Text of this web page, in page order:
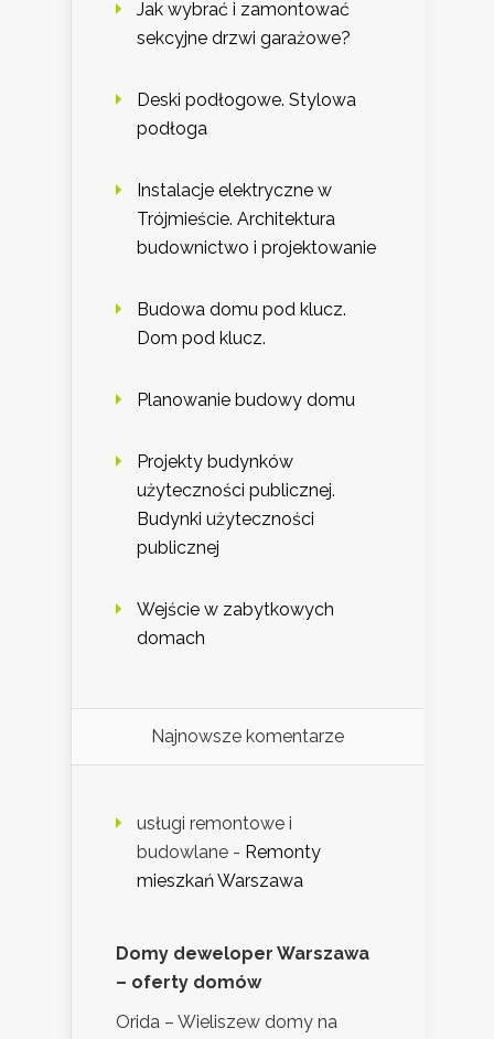
Jak wybrać i zamontować
sekcyjne drzwi garażowe?
Deski podłogowe. Stylowa
podłoga
Instalacje elektryczne w
Trójmieście. Architektura
budownictwo i projektowanie
Budowa domu pod klucz.
Dom pod klucz.
Planowanie budowy domu
Projekty budynków
użyteczności publicznej.
Budynki użyteczności
publicznej
Wejście w zabytkowych
domach
Najnowsze komentarze
usługi remontowe i
budowlane - Remonty
mieszkań Warszawa
Domy deweloper Warszawa
– oferty domów
Orida – Wieliszew domy na